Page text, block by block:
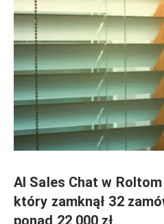
AI Sales Chat w
który zamknął 32
ponad 22 000 zł